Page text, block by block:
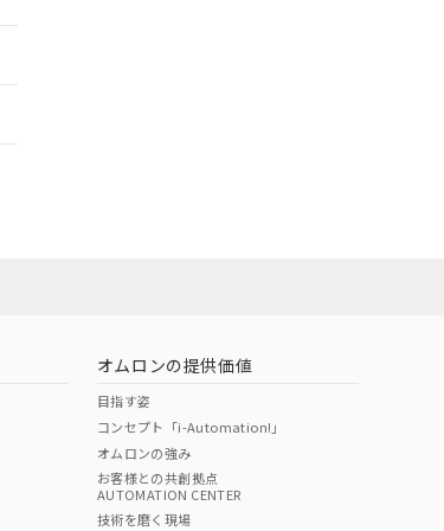
オムロンの提供価値
目指す姿
コンセプト「i-Automation!」
オムロンの強み
お客様との共創拠点
AUTOMATION CENTER
技術を磨く現場